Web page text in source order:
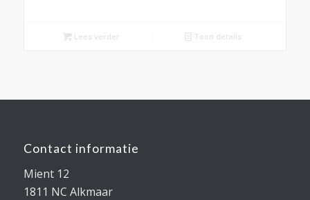
Lees verder Toon details
Contact informatie
Mient 12
1811 NC Alkmaar